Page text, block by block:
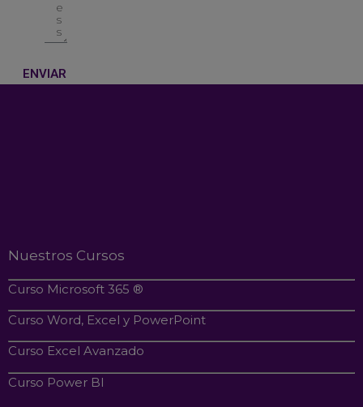
ENVIAR
Nuestros Cursos
Curso Microsoft 365 ®
Curso Word, Excel y PowerPoint
Curso Excel Avanzado
Curso Power BI